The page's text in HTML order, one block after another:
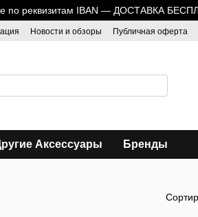
по реквизитам IBAN — ДОСТАВКА
Новости и обзоры Публичная оферта
Аксессуары Бренды